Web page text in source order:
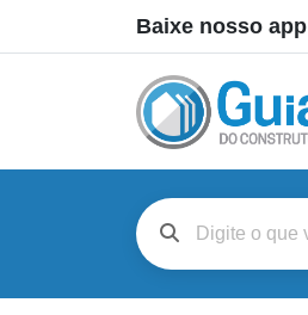
Baixe nosso app